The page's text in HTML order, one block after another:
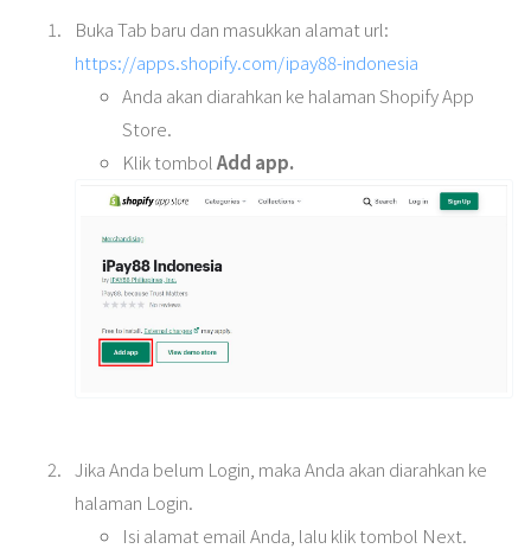
Buka Tab baru dan masukkan alamat url:
https://apps.shopify.com/ipay88-indonesia
Anda akan diarahkan ke halaman Shopify App
Store.
Klik tombol Add app.
Jika Anda belum Login, maka Anda akan diarahkan ke
halaman Login.
Isi alamat email Anda, lalu klik tombol Next.